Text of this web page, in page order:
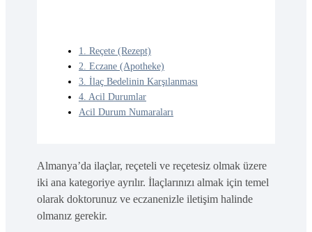
1. Reçete (Rezept)
2. Eczane (Apotheke)
3. İlaç Bedelinin Karşılanması
4. Acil Durumlar
Acil Durum Numaraları
Almanya’da ilaçlar, reçeteli ve reçetesiz olmak üzere
iki ana kategoriye ayrılır. İlaçlarınızı almak için temel
olarak doktorunuz ve eczanenizle iletişim halinde
olmanız gerekir.